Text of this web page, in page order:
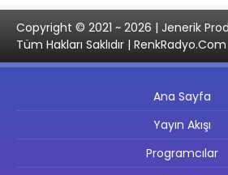
Copyright © 2021 ~ 2026 | Jenerik
Tüm Hakları Saklıdır | RenkRadyo.Com
Ana Sayfa
Yayın Akışı
Programcılar